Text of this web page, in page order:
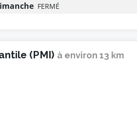
FERMÉ
(PMI) à environ 13 km